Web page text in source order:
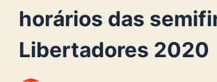
e
horários das
Libertadores 2020